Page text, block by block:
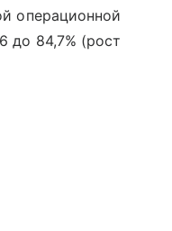
операционной
до 84,7% (рост